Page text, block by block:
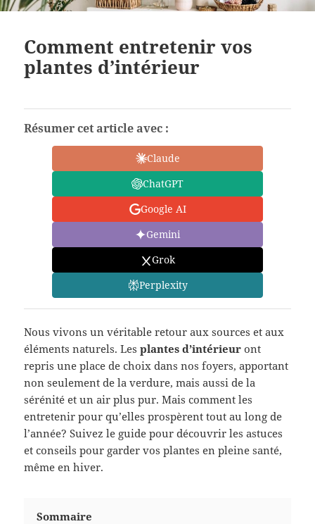
Comment entretenir vos
plantes d’intérieur
Résumer cet article avec :
Claude
ChatGPT
Google AI
Gemini
Grok
Perplexity
Nous vivons un véritable retour aux sources et aux
éléments naturels. Lesplantes d’intérieur ont
repris une place de choix dans nos foyers, apportant
non seulement de la verdure, mais aussi de la
sérénité et un air plus pur. Mais comment les
entretenir pour qu’elles prospèrent tout au long de
l’année? Suivez le guide pour découvrir les astuces
et conseils pour garder vos plantes en pleine santé,
même en hiver.
Sommaire